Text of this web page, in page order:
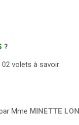
?
volets à savoir:
Mme MINETTE